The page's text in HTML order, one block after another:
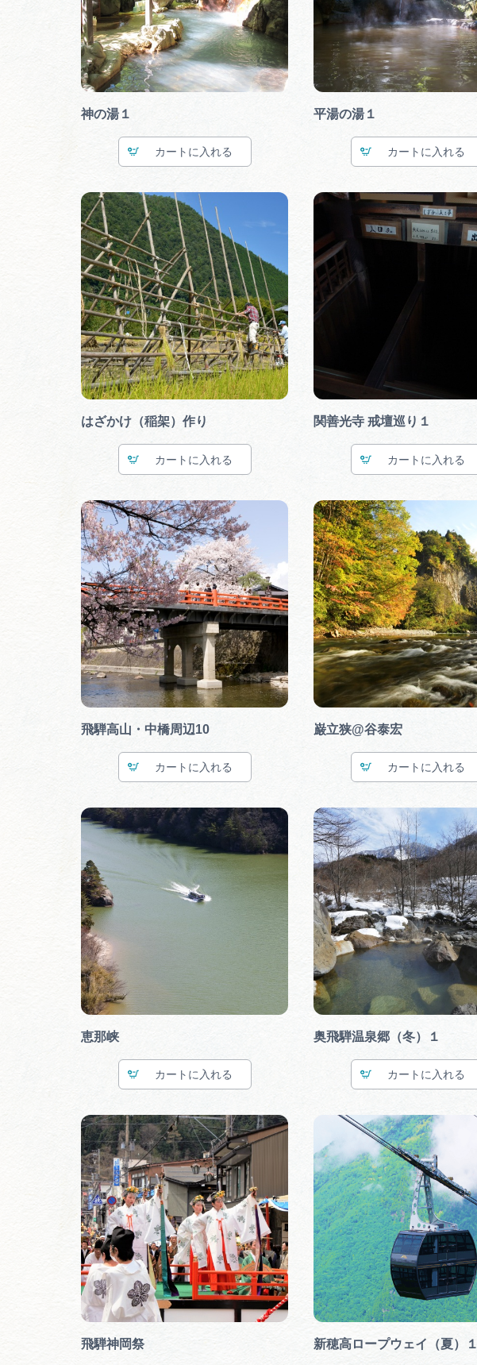
神の湯１
カート
平湯の湯１
カート
はざかけ（稲架）作り
カート
関善光寺 戒壇巡り１
カート
飛騨高山・中橋周辺10
カート
巌立狭@谷泰宏
カート
恵那峡
カート
奥飛騨温泉郷（冬）１
カート
飛騨神岡祭 新穂高ロープウェイ（夏）１